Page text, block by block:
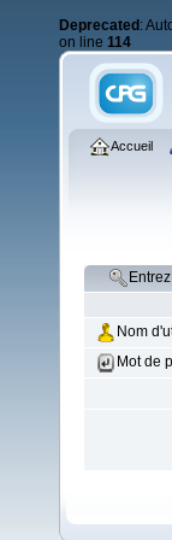
Deprecated :
on line 114
Accueil
Nom
Mot de